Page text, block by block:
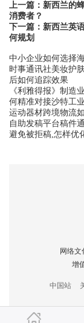
上一篇： 新西兰的
消费者？
下一篇： 新西兰英
何规划
中小企业如何选择
时事通讯社美妆护
后如何追踪效果
《利雅得报》制造
何精准对接沙特工
运动器材跨境物流
自助发稿平台稿件
避免被拒稿,怎样优
网络文
增
中国站